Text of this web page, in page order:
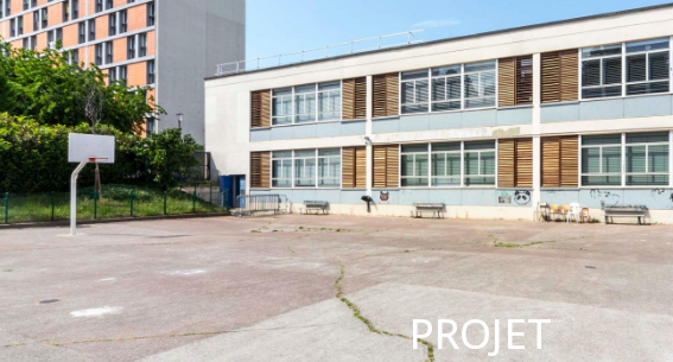
PROJET